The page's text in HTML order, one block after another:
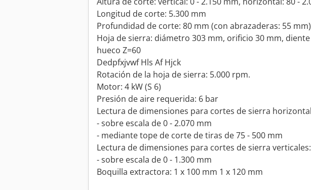
Longitud de corte: 5.300 mm
Profundidad de corte: 80 mm (con abrazaderas: 55 mm)
Hoja de sierra: diámetro 303 mm, orificio 30 mm,
hueco Z=60
Dedpfxjvwf Hls Af Hjck
Rotación de la hoja de sierra: 5.000 rpm.
Motor: 4 kW (S 6)
Presión de aire requerida: 6 bar
Lectura de dimensiones para cortes de sierra
- sobre escala de 0 - 2.070 mm
- mediante tope de corte de tiras de 75 - 500 mm
Lectura de dimensiones para cortes de sierra verticales:
- sobre escala de 0 - 1.300 mm
Boquilla extractora: 1 x 100 mm 1 x 120 mm